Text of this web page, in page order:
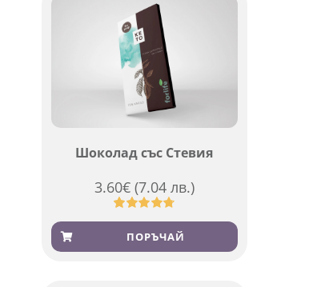
Шоколад със Стевия
3.60€ (7.04 лв.)
Оценен
4.79от 5,
185
ПОРЪЧАЙ